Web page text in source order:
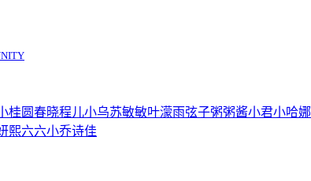
桂圆春晓程儿小乌苏敏敏叶濛雨弦子粥粥酱小君小哈娜
熙六六小乔诗佳